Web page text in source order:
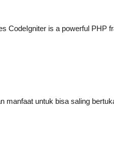
CodeIgniter is a powerful PHP
manfaat untuk bisa saling